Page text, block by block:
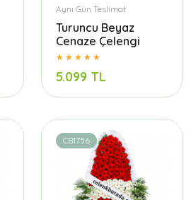
Aynı Gün Teslimat
Turuncu Beyaz
Cenaze Çelengi
5.099 TL
CB1756